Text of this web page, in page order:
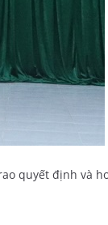
quyết định và